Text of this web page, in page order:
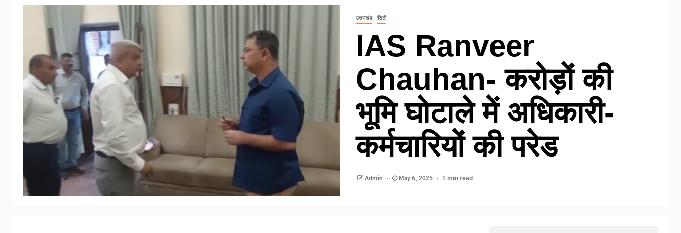
उत्तराखंड सिटी
IAS Ranveer
Chauhan- करोड़ों की
भूमि घोटाले में अधिकारी-
कर्मचारियों की परेड
Admin May 6, 2025 1 min read